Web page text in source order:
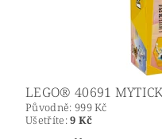
LEGO® 40691
Původně: 999 Kč
Ušetříte:9 Kč